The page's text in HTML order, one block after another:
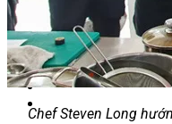
Hoạt Động
Văn Hóa Ẩm
Sự Kiện
Siêu Thị ĐVP
Chef Steven Long